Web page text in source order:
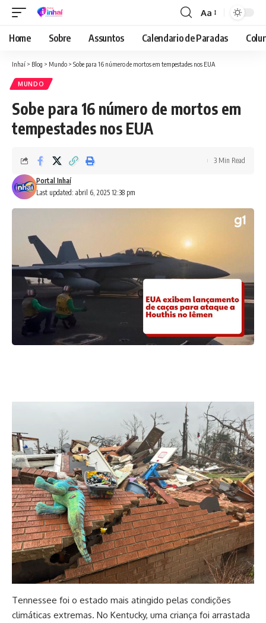
Font
Resizer
Aa
Home Sobre Assuntos Calendario de Paradas
Inhaí > Blog > Mundo > Sobe para 16 número de mortos em tempestades nos EUA
MUNDO
Sobe para 16 número de mortos em
tempestades nos EUA
Last updated: abril 6, 2025 12:38 pm
Portal Inhaí
3 Min Read
Tennessee foi o estado mais atingido pelas condições
climáticas extremas. No Kentucky, uma criança foi arrastada